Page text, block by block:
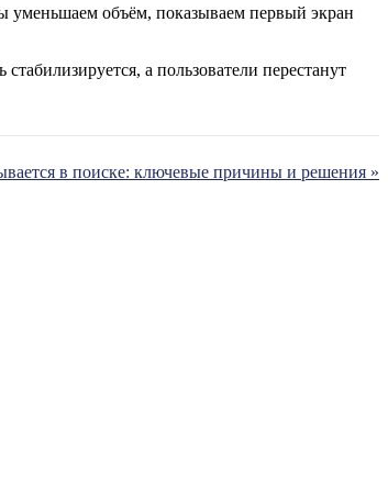
уменьшаем объём, показываем первый экран
а пользователи перестанут
в поиске: ключевые причины и решения »